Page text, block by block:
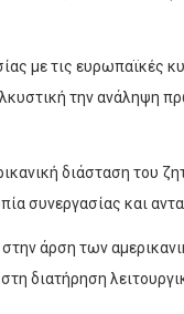
με τις ευρωπαϊκές
την ανάληψη
διάσταση του
συνεργασίας και
στην άρση των
διατήρηση